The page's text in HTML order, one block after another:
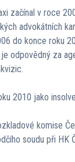
začínal v roce
advokátních
do konce roku
odpovědný za
2010 jako
komise
soudu při HK